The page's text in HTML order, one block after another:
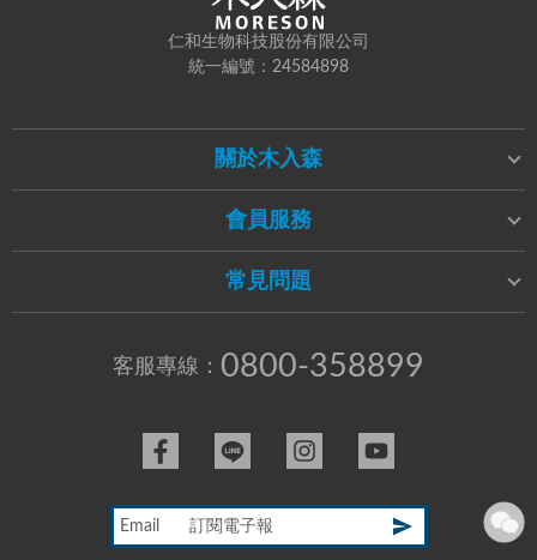
仁和生物科技股份有限公司
統一編號：24584898
關於木入森
會員服務
常見問題
客服專線： 0800-358899
Email